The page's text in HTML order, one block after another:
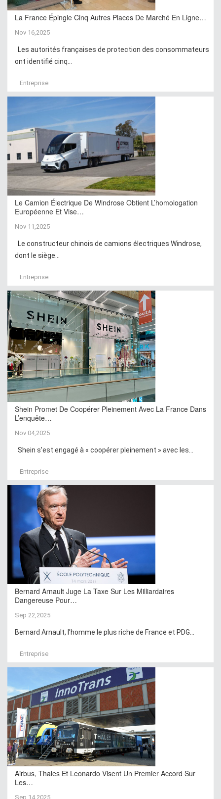
La France Épingle Cinq Autres Places De Marché En Ligne…
Nov 16,2025
Les autorités françaises de protection des consommateurs
ont identifié cinq...
Entreprise
Le Camion Électrique De Windrose Obtient L’homologation
Européenne Et Vise…
Nov 11,2025
Le constructeur chinois de camions électriques Windrose,
dont le siège...
Entreprise
Shein Promet De Coopérer Pleinement Avec La France Dans
L’enquête…
Nov 04,2025
Shein s’est engagé à « coopérer pleinement » avec les...
Entreprise
Bernard Arnault Juge La Taxe Sur Les Milliardaires
Dangereuse Pour…
Sep 22,2025
Bernard Arnault, l’homme le plus riche de France et PDG...
Entreprise
Airbus, Thales Et Leonardo Visent Un Premier Accord Sur
Les…
Sep 14,2025